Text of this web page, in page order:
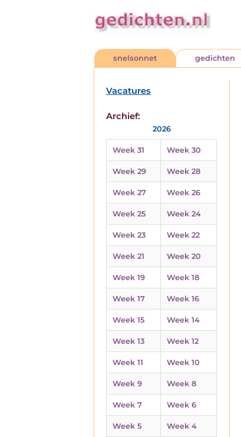
snelsonnet gedichten
Vacatures
Archief:
2026
Week 31 Week 30
Week 29 Week 28
Week 27 Week 26
Week 25 Week 24
Week 23 Week 22
Week 21 Week 20
Week 19 Week 18
Week 17 Week 16
Week 15 Week 14
Week 13 Week 12
Week 11 Week 10
Week 9 Week 8
Week 7 Week 6
Week 5 Week 4